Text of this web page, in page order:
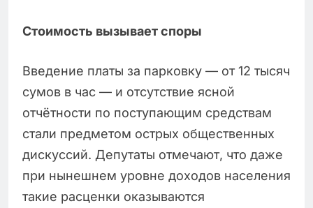
Стоимость вызывает споры
Введение платы за парковку — от 12 тысяч
сумов в час — и отсутствие ясной
отчётности по поступающим средствам
стали предметом острых общественных
дискуссий. Депутаты отмечают, что даже
при нынешнем уровне доходов населения
такие расценки оказываются